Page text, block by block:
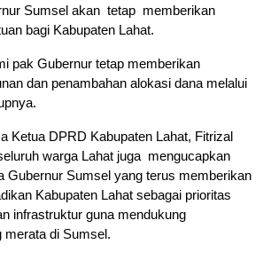
Sumsel akan tetap memberikan
bagi Kabupaten Lahat.
pak Gubernur tetap memberikan
dan penambahan alokasi dana melalui
Ketua DPRD Kabupaten Lahat, Fitrizal
warga Lahat juga mengucapkan
Gubernur Sumsel yang terus memberikan
Kabupaten Lahat sebagai prioritas
infrastruktur guna mendukung
merata di Sumsel.